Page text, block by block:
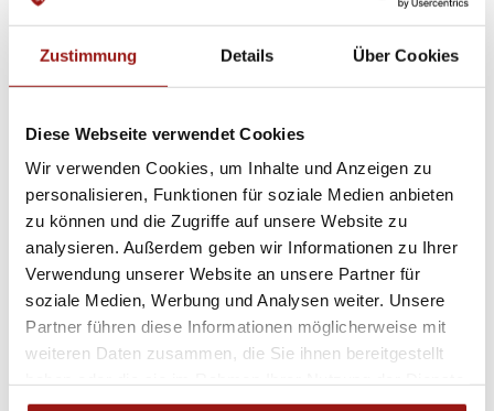
Zustimmung Details Über Cookies
Diese Webseite verwendet Cookies
Wir verwenden Cookies, um Inhalte und Anzeigen zu
personalisieren, Funktionen für soziale Medien anbieten
zu können und die Zugriffe auf unsere Website zu
analysieren. Außerdem geben wir Informationen zu Ihrer
Verwendung unserer Website an unsere Partner für
soziale Medien, Werbung und Analysen weiter. Unsere
Partner führen diese Informationen möglicherweise mit
weiteren Daten zusammen, die Sie ihnen bereitgestellt
gesammelt haben.
Ihre Nachricht *
Ich stimme zu, dass meine Angaben aus dem Kontaktformular zur
Beantwortung meiner Anfrage erhoben und verarbeitet werden.
Informationen zum Umgang mit Nutzerdaten finden Sie in unserer
Datenschutzerklärung*
ABSENDEN
Ansprechperson: